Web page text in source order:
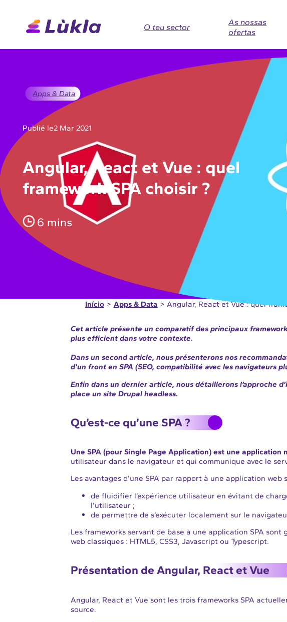
O teu sector
As nossas
ofertas
Apps & Data
Publié le2 Mar 2021
Angular, React et Vue : quel
framework SPA choisir ?
6 mins
Início > Apps & Data > Angular, React et Vue : quel
Cet article présente un comparatif des principaux
plus efficient dans votre contexte.
Dans un second article, nous présenterons nos
d’un front en SPA (SEO, compatibilité avec les navigateurs
Enfin dans un dernier article, nous détaillerons l’approche
place un site Drupal headless.
Qu’est-ce qu’une SPA ?
Une SPA (pour Single Page Application) est une application
utilisateur dans le navigateur et qui communique avec le
Les avantages d’une SPA par rapport à une application web
de fluidifier l’expérience utilisateur en évitant de
l’utilisateur ;
de permettre de s’exécuter localement sur le
Les frameworks servant de base à une application SPA
web classiques : HTML5, CSS3, Javascript ou Typescript.
Présentation de Angular, React et Vue
Angular, React et Vue sont les trois frameworks SPA
source.